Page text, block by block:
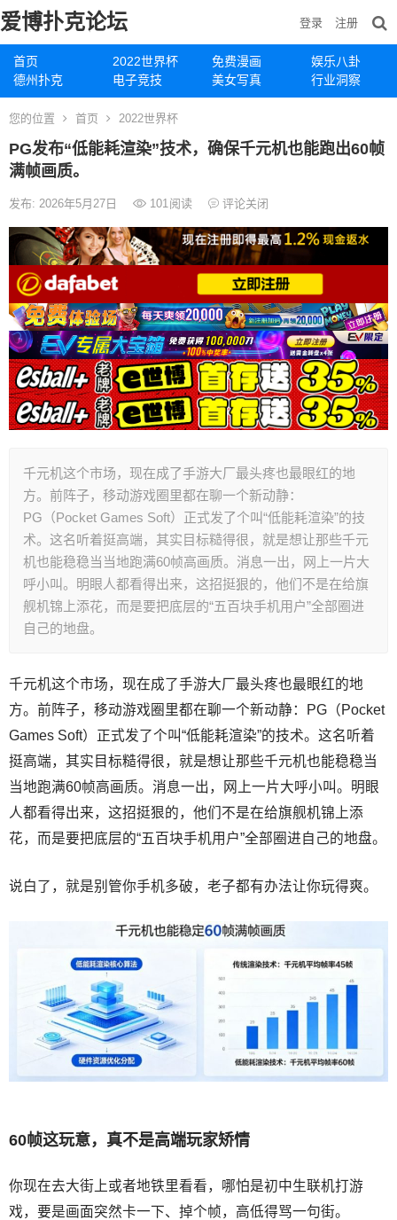
爱博扑克论坛
首页 2022世界杯 免费漫画
娱乐八卦
德州扑克
电子竞技 美女写真 行业洞察
登录 注册
您的位置 首页 2022世界杯
PG发布“低能耗渲染”技术，确保千元机也能跑出60帧
满帧画质。
发布: 2026年5月27日 101阅读 评论关闭
千元机这个市场，现在成了手游大厂最头疼也最眼红的地
方。前阵子，移动游戏圈里都在聊一个新动静：
PG（Pocket Games Soft）正式发了个叫“低能耗渲染”的技
术。这名听着挺高端，其实目标糙得很，就是想让那些千元
机也能稳稳当当地跑满60帧高画质。消息一出，网上一片大
呼小叫。明眼人都看得出来，这招挺狠的，他们不是在给旗
舰机锦上添花，而是要把底层的“五百块手机用户”全部圈进
自己的地盘。
千元机这个市场，现在成了手游大厂最头疼也最眼红的地
方。前阵子，移动游戏圈里都在聊一个新动静：PG（Pocket
Games Soft）正式发了个叫“低能耗渲染”的技术。这名听着
挺高端，其实目标糙得很，就是想让那些千元机也能稳稳当
当地跑满60帧高画质。消息一出，网上一片大呼小叫。明眼
人都看得出来，这招挺狠的，他们不是在给旗舰机锦上添
花，而是要把底层的“五百块手机用户”全部圈进自己的地盘。
说白了，就是别管你手机多破，老子都有办法让你玩得爽。
60帧这玩意，真不是高端玩家矫情
你现在去大街上或者地铁里看看，哪怕是初中生联机打游
戏，要是画面突然卡一下、掉个帧，高低得骂一句街。